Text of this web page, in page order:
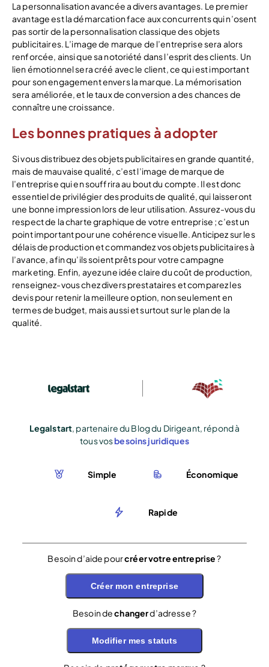
La personnalisation avancée a divers avantages. Le premier
avantage est la démarcation face aux concurrents qui n’osent
pas sortir de la personnalisation classique des objets
publicitaires. L’image de marque de l’entreprise sera alors
renforcée, ainsi que sa notoriété dans l’esprit des clients. Un
lien émotionnel sera créé avec le client, ce qui est important
pour son engagement envers la marque. La mémorisation
sera améliorée, et le taux de conversion a des chances de
connaître une croissance.
Les bonnes pratiques à adopter
Si vous distribuez des objets publicitaires en grande quantité,
mais de mauvaise qualité, c’est l’image de marque de
l’entreprise qui en souffrira au bout du compte. Il est donc
essentiel de privilégier des produits de qualité, qui laisseront
une bonne impression lors de leur utilisation. Assurez-vous du
respect de la charte graphique de votre entreprise ; c’est un
point important pour une cohérence visuelle. Anticipez sur les
délais de production et commandez vos objets publicitaires à
l’avance, afin qu’ils soient prêts pour votre campagne
marketing. Enfin, ayez une idée claire du coût de production,
renseignez-vous chez divers prestataires et comparez les
devis pour retenir la meilleure option, non seulement en
termes de budget, mais aussi et surtout sur le plan de la
qualité.
Legalstart , partenaire du Blog du Dirigeant, répond à
tous vosbesoins juridiques
Simple Économique
Rapide
Besoin d’aide pourcréer votre entreprise?
Créer mon entreprise
Besoin dechangerd’adresse ?
Modifier mes statuts